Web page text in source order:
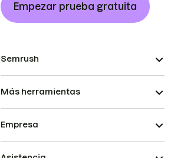
Empezar prueba gratuita
Semrush
Más herramientas
Empresa